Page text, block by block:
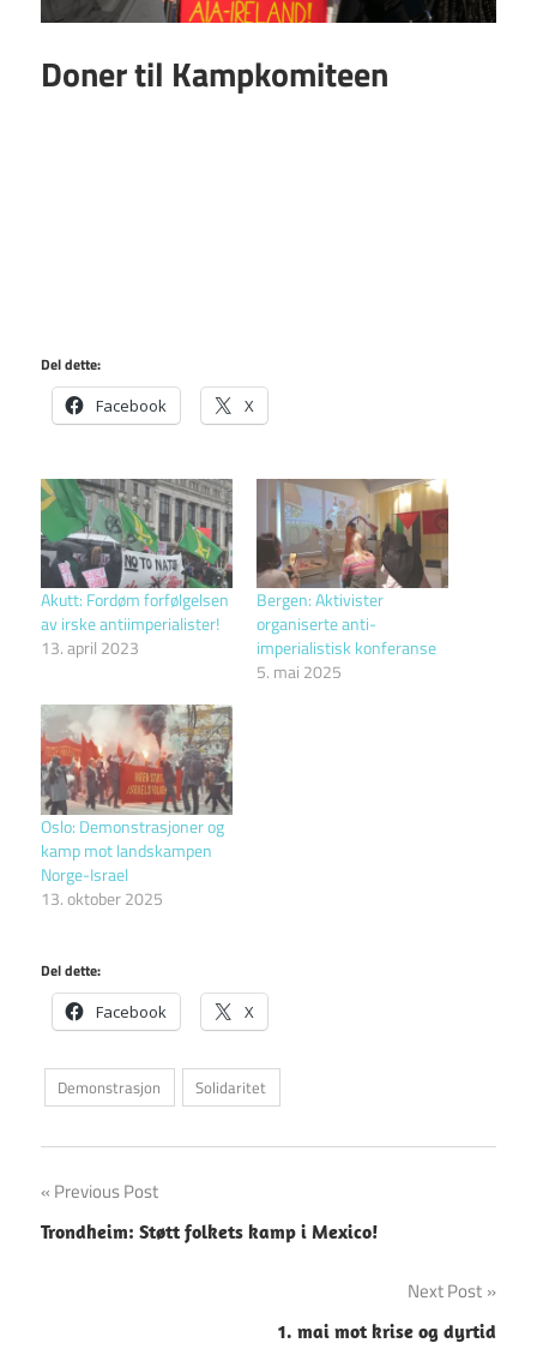
Doner til Kampkomiteen
Del dette:
Facebook X
Akutt: Fordøm forfølgelsen
av irske antiimperialister!
13. april 2023
Bergen: Aktivister
organiserte anti-
imperialistisk konferanse
5. mai 2025
Oslo: Demonstrasjoner og
kamp mot landskampen
Norge-Israel
13. oktober 2025
Del dette:
Facebook X
Demonstrasjon Solidaritet
Innleggsnavigasjon
Previous Post
Trondheim: Støtt folkets kamp i Mexico!
Next Post
1. mai mot krise og dyrtid